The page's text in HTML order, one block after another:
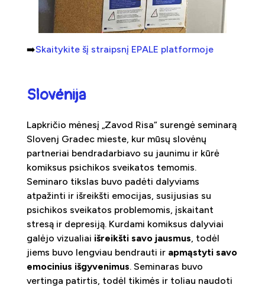
➡️Skaitykite šį straipsnį EPALE platformoje
Slovėnija
Lapkričio mėnesį „Zavod Risa“ surengė seminarą
Slovenj Gradec mieste, kur mūsų slovėnų
partneriai bendradarbiavo su jaunimu ir kūrė
komiksus psichikos sveikatos temomis.
Seminaro tikslas buvo padėti dalyviams
atpažinti ir išreikšti emocijas, susijusias su
psichikos sveikatos problemomis, įskaitant
stresą ir depresiją. Kurdami komiksus dalyviai
galėjo vizualiai išreikšti savo jausmus , todėl
jiems buvo lengviau bendrauti ir apmąstyti savo
emocinius išgyvenimus. Seminaras buvo
vertinga patirtis, todėl tikimės ir toliau naudoti